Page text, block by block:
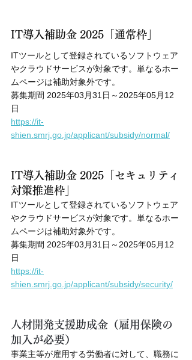
IT導入補助金 2025「通常枠」
ITツールとして登録されているソフトウェア
やクラウドサービスが対象です。単なるホー
ムページは補助対象外です。
募集期間 2025年03月31日～2025年05月12
日
https://it-
shien.smrj.go.jp/applicant/subsidy/normal/
IT導入補助金 2025「セキュリティ
対策推進枠」
ITツールとして登録されているソフトウェア
やクラウドサービスが対象です。単なるホー
ムページは補助対象外です。
募集期間 2025年03月31日～2025年05月12
日
https://it-
shien.smrj.go.jp/applicant/subsidy/security/
人材開発支援助成金（雇用保険の
加入が必要）
事業主等が雇用する労働者に対して、職務に